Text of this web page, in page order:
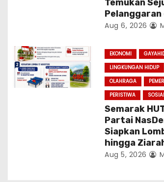
Temukan
Pelanggaran
Aug 6, 2026
EKONOMI
LINGKUNGAN HIDUP
OLAHRAGA
PERISTIWA
Semarak
Partai
Siapkan
hingga
Aug 5, 2026